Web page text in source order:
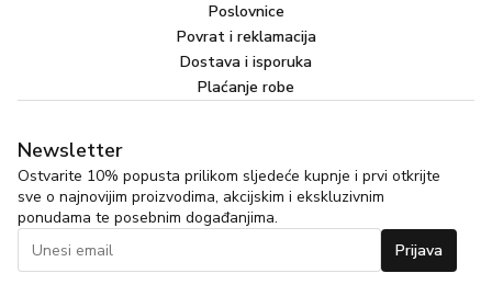
Poslovnice
Povrat i reklamacija
Dostava i isporuka
Plaćanje robe
Newsletter
Ostvarite 10% popusta prilikom sljedeće kupnje i prvi otkrijte
sve o najnovijim proizvodima, akcijskim i ekskluzivnim
ponudama te posebnim događanjima.
Prijava